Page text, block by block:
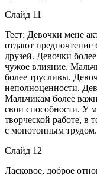
Слайд 11
Тест: Девочки мене
отдают
друзей. Девочки
чужое влияние.
более трусливы.
неполноценности.
Мальчикам более
свои способности. У
творческой работе, в
с монотонным трудом.
Слайд 12
Ласковое, доброе